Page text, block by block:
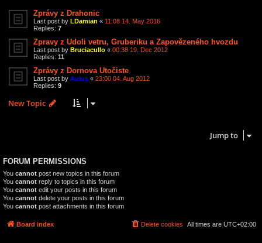
Zprávy z Drahonic
Last post by LDamian « 11:08 14. May 2016
Replies: 7
Zpravy z Udoli vetru, Gruberiku a Zapovězeného hvozdu
Last post by Bruciacullo « 00:38 19. Dec 2012
Replies: 11
Zprávy z Dornova Utočiste
Last post by Aulus « 23:00 04. Aug 2012
Replies: 9
New Topic
Jump to
FORUM PERMISSIONS
You cannot post new topics in this forum
You cannot reply to topics in this forum
You cannot edit your posts in this forum
You cannot delete your posts in this forum
You cannot post attachments in this forum
Board index All times are UTC+02:00
Delete cookies